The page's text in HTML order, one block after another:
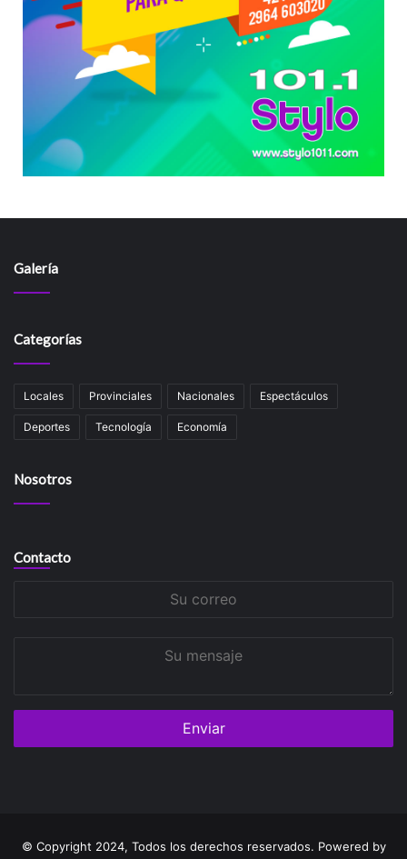
Galería
Categorías
Locales Provinciales Nacionales Espectáculos
Deportes Tecnología Economía
Nosotros
Contacto
© Copyright 2024, Todos los derechos reservados. Powered by